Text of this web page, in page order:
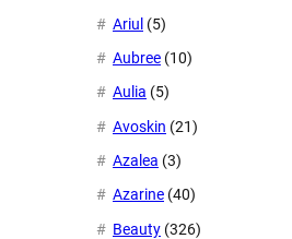
Ariul (5)
Aubree (10)
Aulia (5)
Avoskin (21)
Azalea (3)
Azarine (40)
Beauty (326)